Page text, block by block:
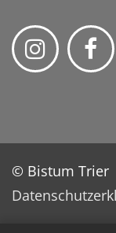
© Bistum Trier